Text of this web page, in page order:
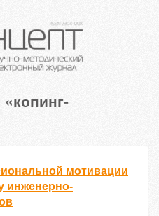
мотивации
инженерно-